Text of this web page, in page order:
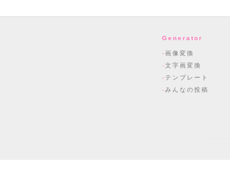
Generator
画像変換
文字画変換
テンプレート
みんなの投稿